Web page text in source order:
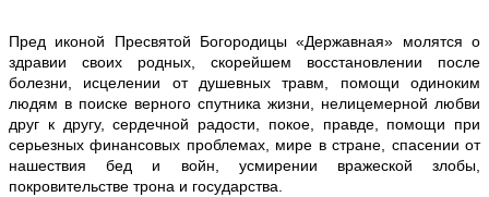
Пред иконой Пресвятой Богородицы «Державная» молятся о
здравии своих родных, скорейшем восстановлении после
болезни, исцелении от душевных травм, помощи одиноким
людям в поиске верного спутника жизни, нелицемерной любви
друг к другу, сердечной радости, покое, правде, помощи при
серьезных финансовых проблемах, мире в стране, спасении от
нашествия бед и войн, усмирении вражеской злобы,
покровительстве трона и государства.